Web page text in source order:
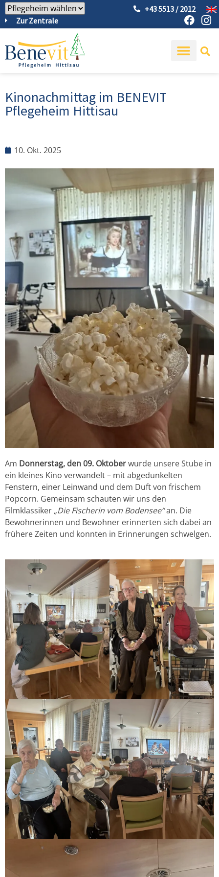
Zur Zentrale
+43 5513 / 2012
Kinonachmittag im BENEVIT
Pflegeheim Hittisau
10. Okt. 2025
Am Donnerstag, den 09. Oktoberwurde unsere Stube in
ein kleines Kino verwandelt – mit abgedunkelten
Fenstern, einer Leinwand und dem Duft von frischem
Popcorn. Gemeinsam schauten wir uns den
Filmklassiker „Die Fischerin vom Bodensee“an. Die
Bewohnerinnen und Bewohner erinnerten sich dabei an
frühere Zeiten und konnten in Erinnerungen schwelgen.